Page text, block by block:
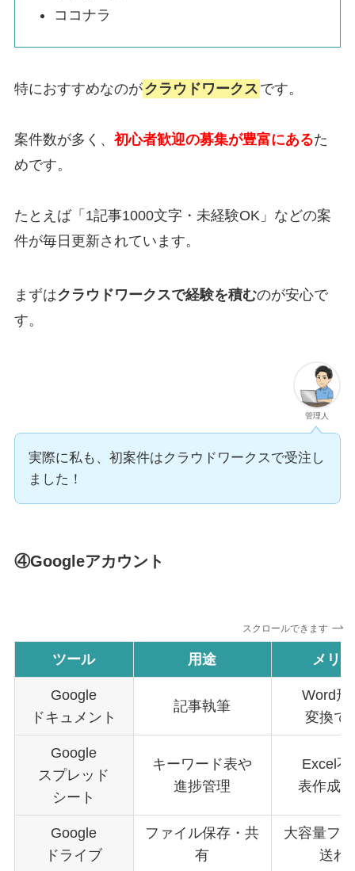
ココナラ
特におすすめなのがクラウドワークス です。
案件数が多く、 初心者歓迎の募集が豊富にあるた
めです。
たとえば「1記事1000文字・未経験OK」などの案
件が毎日更新されています。
まずはクラウドワークスで経験を積むのが安心で
す。
管理人
実際に私も、初案件はクラウドワークスで受注し
ました！
④Googleアカウント
スクロールできます
ツール 用途 メリ
Google
ドキュメント
記事執筆
Word形
変換で
Google
スプレッド
シート
キーワード表や
進捗管理
Excel不
表作成
Google
ドライブ
ファイル保存・共
有
大容量フ
送れ